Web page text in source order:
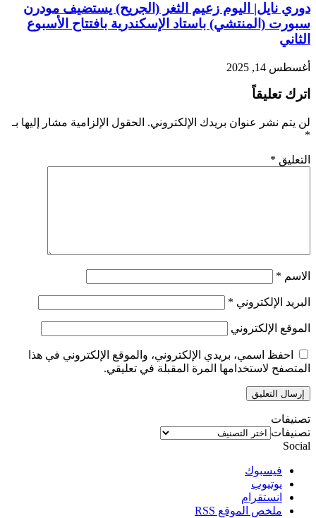
دوري نايل| اليوم زعيم الثغر (الجريح) يستضيف مودرن
سبورت (المنتشي) باستاد الإسكندرية بافتتاح الأسبوع
الثاني
أغسطس 14, 2025
اترك تعليقاً
لن يتم نشر عنوان بريدك الإلكتروني. الحقول الإلزامية مشار إليها بـ
*
التعليق *
الاسم *
البريد الإلكتروني *
الموقع الإلكتروني
احفظ اسمي، بريدي الإلكتروني، والموقع الإلكتروني في هذا
المتصفح لاستخدامها المرة المقبلة في تعليقي.
تصنيفات
تصنيفات
Social
فيسبوك
يوتيوب
انستقرام
ملخص الموقع RSS